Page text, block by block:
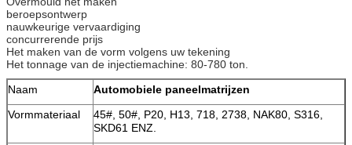
beroepsontwerp
nauwkeurige vervaardiging
concurrerende prijs
Het maken van de vorm volgens uw tekening
Het tonnage van de injectiemachine: 80-780 ton.
Naam
Automobiele paneelmatrijzen
Vormmateriaal
45#, 50#, P20, H13, 718, 2738, NAK80, S316,
SKD61 ENZ.